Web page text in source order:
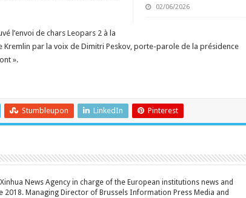
02/06/2026
l’envoi de chars Leopars 2 à la
Kremlin par la voix de Dimitri Peskov, porte-parole de la présidence
».
Stumbleupon LinkedIn Pinterest
News Agency in charge of the European institutions news and
2018. Managing Director of Brussels Information Press Media and